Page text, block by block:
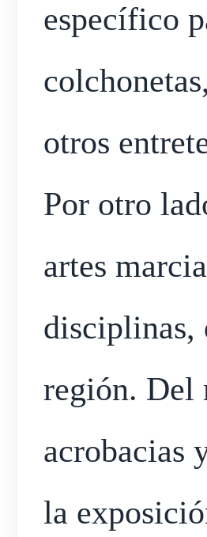
específico
otros
Por otro
artes
disciplinas,
región. Del
acrobacias
la